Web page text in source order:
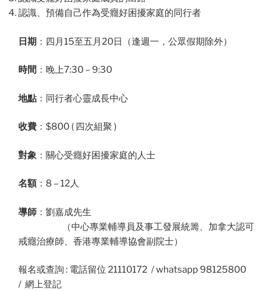
認識、預備自己作為受癮好困擾家庭的同行者
日期 ：四月15至五月20日（逢週一，公眾假期除外）
時間 ：晚上7:30 – 9:30
地點 ：同行者心靈成長中心
收費 ：$800 ( 四次組聚 )
對象 ：關心受癮好困擾家庭的人士
名額 ：8 – 12人
導師 ：劉嘉成先生
（中心專業輔導員及事工發展統籌、加拿大認可
戒癮治療師、香港專業輔導協會副院士）
報名或查詢 : 電話留位 21110172 / whatsapp 98125800
/ 網上登記